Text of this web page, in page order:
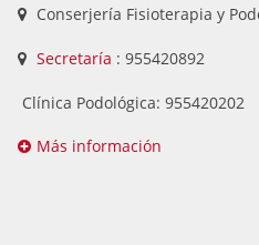
Conserjería Fisioterapia y
Secretaría : 955420892
Clínica Podológica: 955420202
Más información